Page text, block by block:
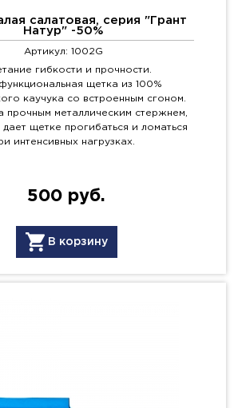
салатовая, серия "Грант
Натур" -50%
Артикул: 1002G
гибкости и прочности.
щетка из 100%
каучука со встроенным сгоном.
прочным металлическим стержнем,
щетке прогибаться и ломаться
интенсивных нагрузках.
500 руб.
В корзину